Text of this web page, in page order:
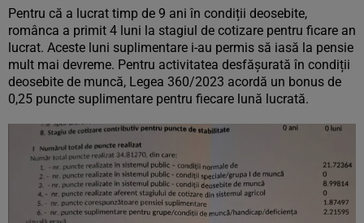
Pentru că a lucrat timp de 9 ani în condiții deosebite,
românca a primit 4 luni la stagiul de cotizare pentru ficare an
lucrat. Aceste luni suplimentare i-au permis să iasă la pensie
mult mai devreme. Pentru activitatea desfășurată în condiții
deosebite de muncă, Legea 360/2023 acordă un bonus de
0,25 puncte suplimentare pentru fiecare lună lucrată.